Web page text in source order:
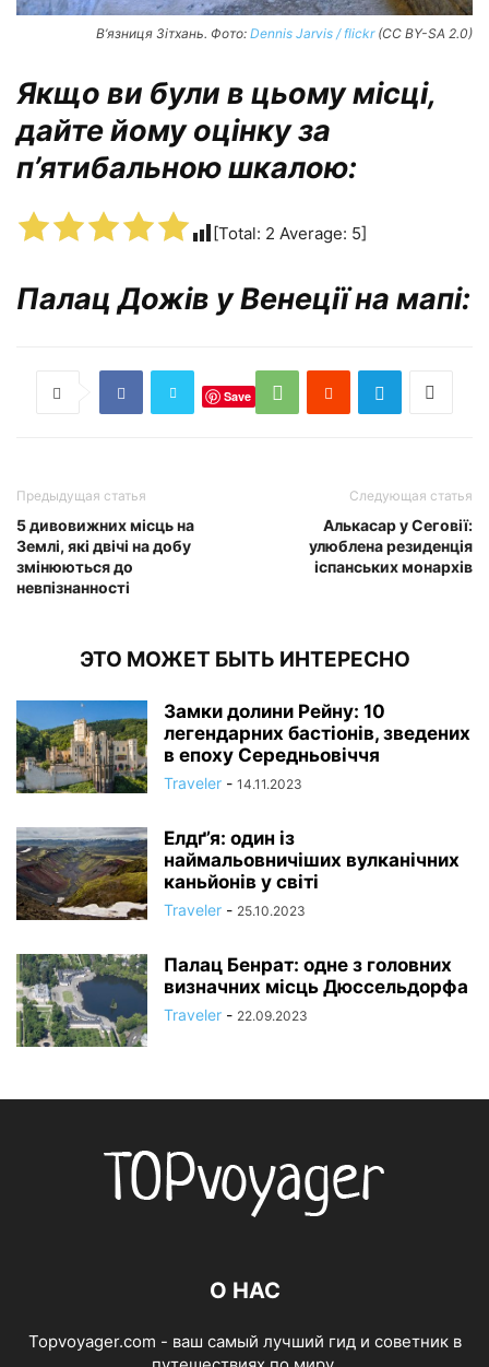
В’язниця Зітхань. Фото: Dennis Jarvis / flickr(CC BY-SA 2.0)
Якщо ви були в цьому місці,
дайте йому оцінку за
п’ятибальною шкалою:
[Total: 2 Average: 5]
Палац Дожів у Венеції на мапі:
Save
Предыдущая статья
5 дивовижних місць на
Землі, які двічі на добу
змінюються до
невпізнанності
Следующая статья
Алькасар у Сеговії:
улюблена резиденція
іспанських монархів
ЭТО МОЖЕТ БЫТЬ ИНТЕРЕСНО
Замки долини Рейну: 10
легендарних бастіонів, зведених
в епоху Середньовіччя
Traveler - 14.11.2023
Елдґ’я: один із
наймальовничіших вулканічних
каньйонів у світі
Traveler - 25.10.2023
Палац Бенрат: одне з головних
визначних місць Дюссельдорфа
Traveler - 22.09.2023
О НАС
Topvoyager.com - ваш самый лучший гид и советник в